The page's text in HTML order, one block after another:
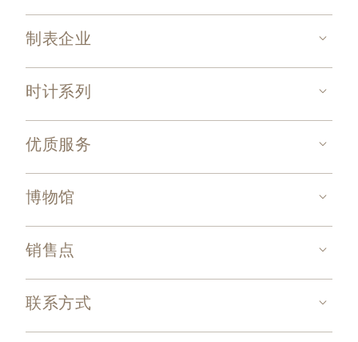
制表企业
时计系列
优质服务
博物馆
销售点
联系方式